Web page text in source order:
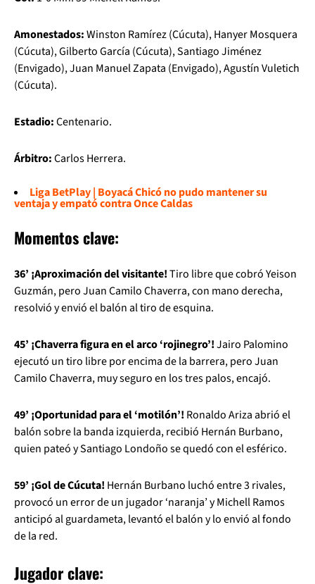
Amonestados:Winston Ramírez (Cúcuta), Hanyer Mosquera
(Cúcuta), Gilberto García (Cúcuta), Santiago Jiménez
(Envigado), Juan Manuel Zapata (Envigado), Agustín Vuletich
(Cúcuta).
Estadio:Centenario.
Árbitro:Carlos Herrera.
Liga BetPlay | Boyacá Chicó no pudo mantener su
ventaja y empató contra Once Caldas
Momentos clave:
36’ ¡Aproximación del visitante!Tiro libre que cobró Yeison
Guzmán, pero Juan Camilo Chaverra, con mano derecha,
resolvió y envió el balón al tiro de esquina.
45’ ¡Chaverra figura en el arco ‘rojinegro’!Jairo Palomino
ejecutó un tiro libre por encima de la barrera, pero Juan
Camilo Chaverra, muy seguro en los tres palos, encajó.
49’ ¡Oportunidad para el ‘motilón’! Ronaldo Ariza abrió el
balón sobre la banda izquierda, recibió Hernán Burbano,
quien pateó y Santiago Londoño se quedó con el esférico.
59’ ¡Gol de Cúcuta! Hernán Burbano luchó entre 3 rivales,
provocó un error de un jugador ‘naranja’ y Michell Ramos
anticipó al guardameta, levantó el balón y lo envió al fondo
de la red.
Jugador clave: